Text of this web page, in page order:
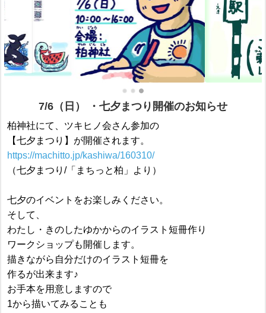
7/6（日） ・七夕まつり開催のお知らせ
柏神社にて、ツキヒノ会さん参加の
【七夕まつり】が開催されます。
https://machitto.jp/kashiwa/160310/
（七夕まつり/「まちっと柏」より）
七夕のイベントをお楽しみください。
そして、
わたし・きのしたゆかからのイラスト短冊作り
ワークショップも開催します。
描きながら自分だけのイラスト短冊を
作るが出来ます♪
お手本を用意しますので
1から描いてみることも